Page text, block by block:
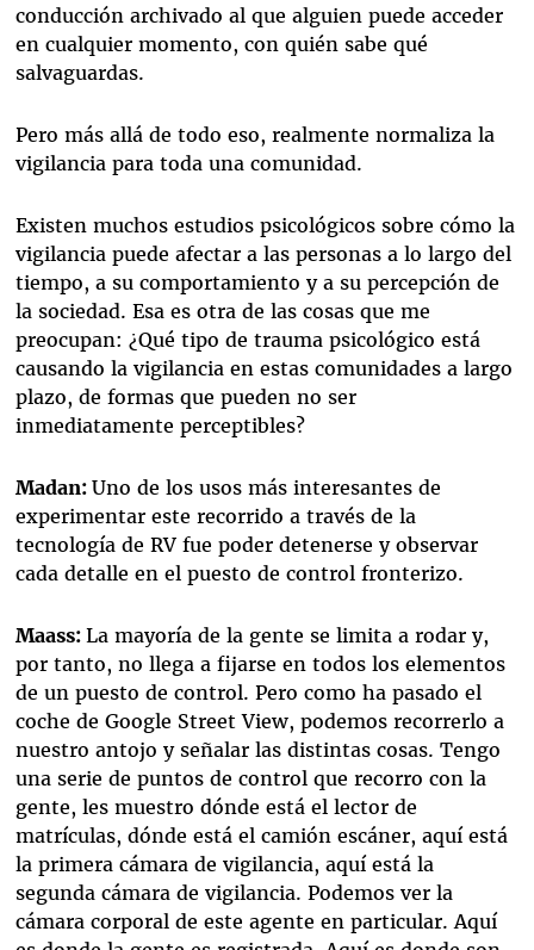
conducción archivado al que alguien puede acceder
en cualquier momento, con quién sabe qué
salvaguardas.
Pero más allá de todo eso, realmente normaliza la
vigilancia para toda una comunidad.
Existen muchos estudios psicológicos sobre cómo la
vigilancia puede afectar a las personas a lo largo del
tiempo, a su comportamiento y a su percepción de
la sociedad. Esa es otra de las cosas que me
preocupan: ¿Qué tipo de trauma psicológico está
causando la vigilancia en estas comunidades a largo
plazo, de formas que pueden no ser
inmediatamente perceptibles?
Madan: Uno de los usos más interesantes de
experimentar este recorrido a través de la
tecnología de RV fue poder detenerse y observar
cada detalle en el puesto de control fronterizo.
Maass: La mayoría de la gente se limita a rodar y,
por tanto, no llega a fijarse en todos los elementos
de un puesto de control. Pero como ha pasado el
coche de Google Street View, podemos recorrerlo a
nuestro antojo y señalar las distintas cosas. Tengo
una serie de puntos de control que recorro con la
gente, les muestro dónde está el lector de
matrículas, dónde está el camión escáner, aquí está
la primera cámara de vigilancia, aquí está la
segunda cámara de vigilancia. Podemos ver la
cámara corporal de este agente en particular. Aquí